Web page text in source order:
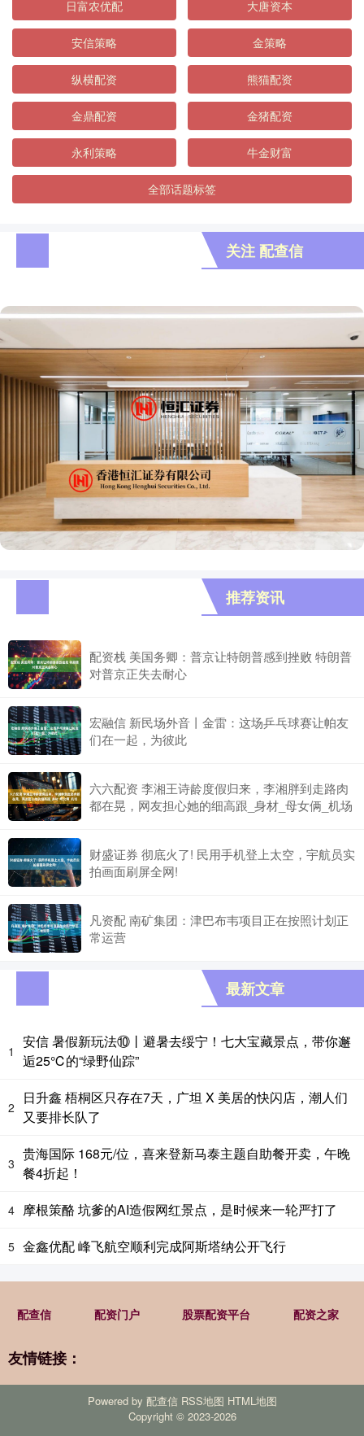
日富农优配 大唐资本
安信策略 金策略
纵横配资 熊猫配资
金鼎配资 金猪配资
永利策略 牛金财富
全部话题标签
关注 配查信
推荐资讯
配资栈 美国务卿：普京让特朗普感到挫败 特朗普
对普京正失去耐心
宏融信 新民场外音丨金雷：这场乒乓球赛让帕友
们在一起，为彼此
六六配资 李湘王诗龄度假归来，李湘胖到走路肉
都在晃，网友担心她的细高跟_身材_母女俩_机场
财盛证券 彻底火了! 民用手机登上太空，宇航员实
拍画面刷屏全网!
凡资配 南矿集团：津巴布韦项目正在按照计划正
常运营
最新文章
1
安信 暑假新玩法⑩丨避暑去绥宁！七大宝藏景点，带你邂
逅25℃的“绿野仙踪”
2
日升鑫 梧桐区只存在7天，广坦 X 美居的快闪店，潮人们
又要排长队了
3
贵海国际 168元/位，喜来登新马泰主题自助餐开卖，午晚
餐4折起！
4 摩根策酪 坑爹的AI造假网红景点，是时候来一轮严打了
5 金鑫优配 峰飞航空顺利完成阿斯塔纳公开飞行
配查信 配资门户 股票配资平台 配资之家
友情链接：
Powered by 配查信 RSS地图 HTML地图
Copyright © 2023-2026